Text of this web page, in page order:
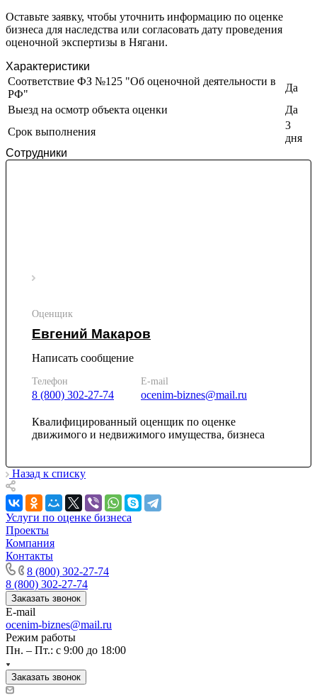
Оставьте заявку, чтобы уточнить информацию по оценке
бизнеса для наследства или согласовать дату проведения
оценочной экспертизы в Нягани.
Характеристики
Соответствие ФЗ №125 "Об оценочной деятельности в
РФ"
Да
Выезд на осмотр объекта оценки
Да
Срок выполнения
3
дня
Сотрудники
Оценщик
Евгений Макаров
Написать сообщение
Телефон
8 (800) 302-27-74
E-mail
ocenim-biznes@mail.ru
Квалифицированный оценщик по оценке
движимого и недвижимого имущества, бизнеса
Назад к списку
Услуги по оценке бизнеса
Проекты
Компания
Контакты
8 (800) 302-27-74
8 (800) 302-27-74
Заказать звонок
E-mail
ocenim-biznes@mail.ru
Режим работы
Пн. – Пт.: с 9:00 до 18:00
Заказать звонок
Зея
Златоуст
Ивантеевка
Ижевск
Изобильный
Ирбит
Иркутск
Каменка
Каменск-Уральский
Камень-на-Оби
Камышин
Камышлов
Карачев
Карпинск
Касли
Каспийск
Кашира
Кемерово
Керчь
Кизляр
Кимры
Кингисепп
Кинель
Кинешма
Кириши
Киров